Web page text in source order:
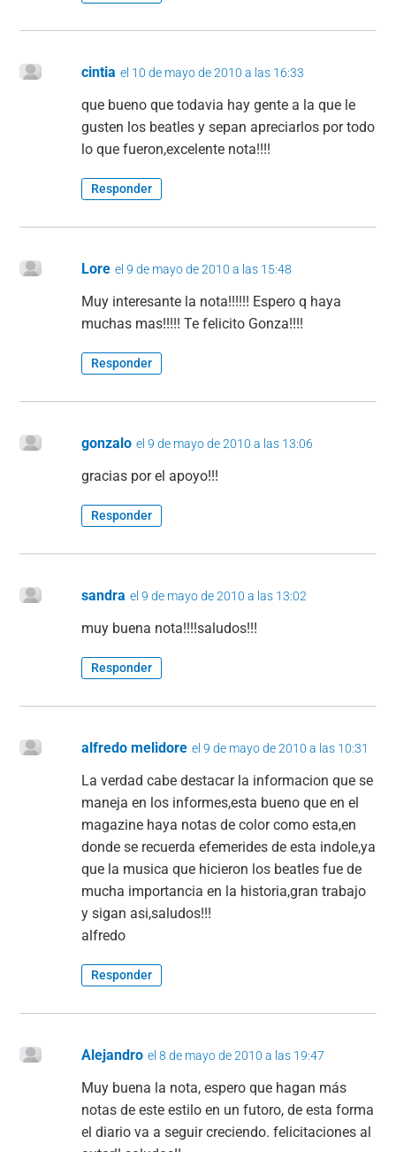
cintia el 10 de mayo de 2010 a las 16:33
que bueno que todavia hay gente a la que le
gusten los beatles y sepan apreciarlos por todo
lo que fueron,excelente nota!!!!
Responder
Lore el 9 de mayo de 2010 a las 15:48
Muy interesante la nota!!!!!! Espero q haya
muchas mas!!!!! Te felicito Gonza!!!!
Responder
gonzalo el 9 de mayo de 2010 a las 13:06
gracias por el apoyo!!!
Responder
sandra el 9 de mayo de 2010 a las 13:02
muy buena nota!!!!saludos!!!
Responder
alfredo melidore el 9 de mayo de 2010 a las 10:31
La verdad cabe destacar la informacion que se
maneja en los informes,esta bueno que en el
magazine haya notas de color como esta,en
donde se recuerda efemerides de esta indole,ya
que la musica que hicieron los beatles fue de
mucha importancia en la historia,gran trabajo
y sigan asi,saludos!!!
alfredo
Responder
Alejandro el 8 de mayo de 2010 a las 19:47
Muy buena la nota, espero que hagan más
notas de este estilo en un futoro, de esta forma
el diario va a seguir creciendo. felicitaciones al